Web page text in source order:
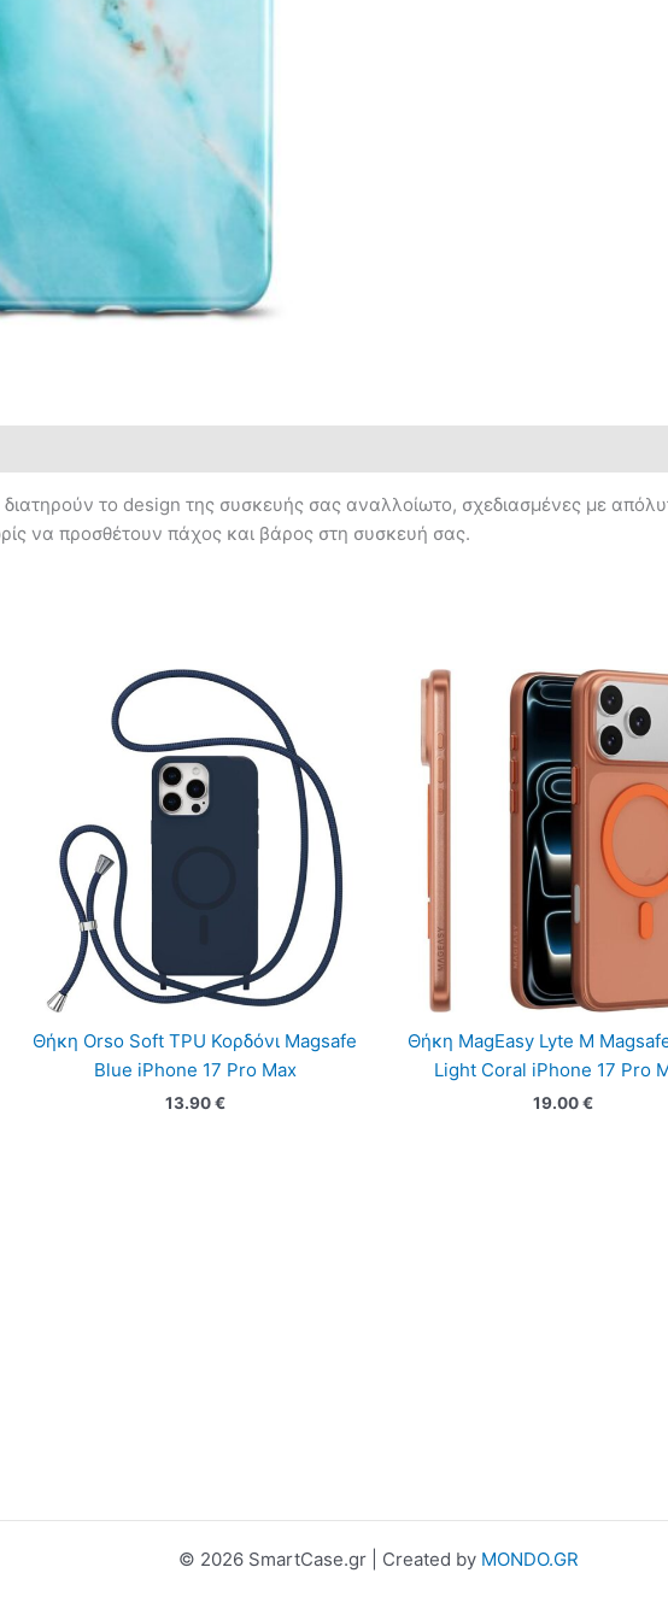
διατηρούν το design της συσκευής σας αναλλοίωτo, σχεδιασμένες με
να προσθέτουν πάχος και βάρος στη συσκευή σας.
Θήκη Orso Soft TPU Κορδόνι Magsafe
Blue iPhone 17 Pro Max
13.90€
Θήκη MagEasy Lyte M
Light Coral iPhone 17 Pro
19.00€
© 2026 SmartCase.gr | Created by MONDO.GR